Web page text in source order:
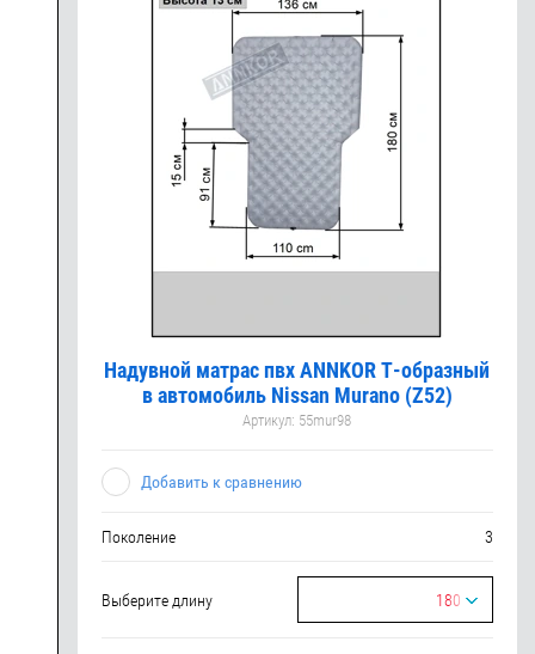
Надувной матрас пвх ANNKOR Т-образный
в автомобиль Nissan Murano (Z52)
Артикул: 55mur98
Добавить к сравнению
Поколение 3
Выберите длину 180